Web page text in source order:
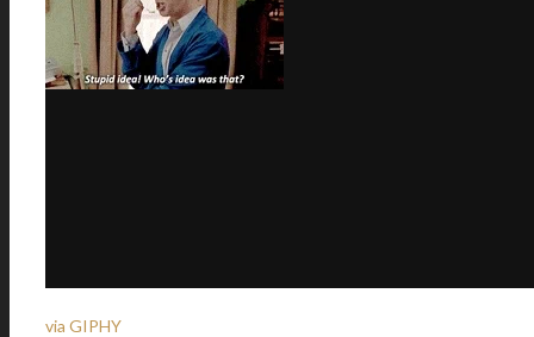
via GIPHY